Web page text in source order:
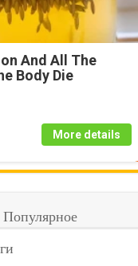
And All The
Body Die
More details
Популярное